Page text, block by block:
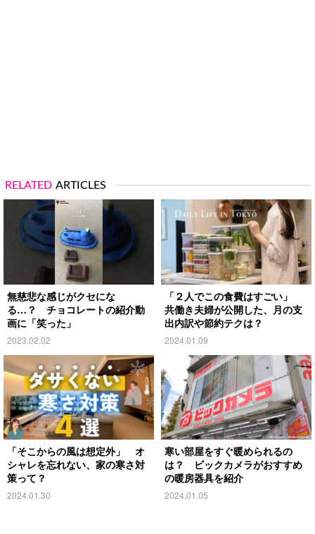
RELATED ARTICLES
無慈悲な感じがクセにな
る…？ チョコレートの紹介動
画に「笑った」
2023.02.02
「２人でこの食費はすごい」
共働き夫婦が公開した、月の支
出内訳や節約テクは？
2024.01.09
「そこからの風は想定外」 オ
シャレを忘れない、家の寒さ対
策って？
2024.01.30
寒い部屋をすぐ暖められるの
は？ ビックカメラがおすすめ
の暖房器具を紹介
2024.01.05